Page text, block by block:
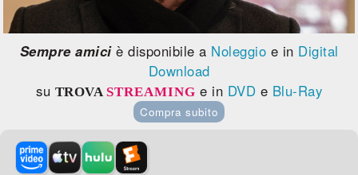
Sempre amiciè disponibile a Noleggio e in Digital
Download
su TROVA STREAMING e in DVD e Blu-Ray
Compra subito